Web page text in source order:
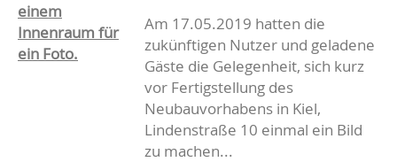
Am 17.05.2019 hatten die
zukünftigen Nutzer und geladene
Gäste die Gelegenheit, sich kurz
vor Fertigstellung des
Neubauvorhabens in Kiel,
Lindenstraße 10 einmal ein Bild
zu machen...